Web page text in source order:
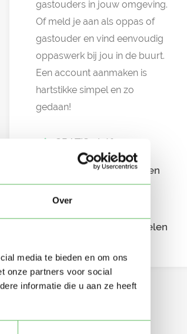
Over
media te bieden en om ons
onze partners voor social
informatie die u aan ze heeft
gastouders in jouw omgeving.
Of meld je aan als oppas of
gastouder en vind eenvoudig
oppaswerk bij jou in de buurt.
Een account aanmaken is
hartstikke simpel en zo
gedaan!
GRATIS platform
Eenvoudig aanmelden
Snel in contact
Overzichtelijke profielen